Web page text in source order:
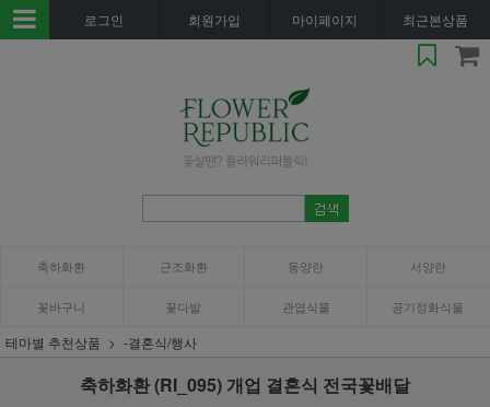
로그인 회원가입 마이페이지 최근본상품
축하화환 근조화환 동양란 서양란
꽃바구니 꽃다발 관엽식물 공기정화식물
테마별 추천상품 -결혼식/행사
축하화환 (RI_095) 개업 결혼식 전국꽃배달